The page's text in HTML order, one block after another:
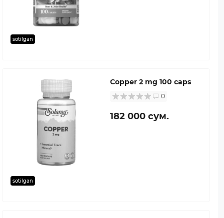
sotilgan
sotilgan
Copper 2 mg 100 caps
0
182 000 сум.